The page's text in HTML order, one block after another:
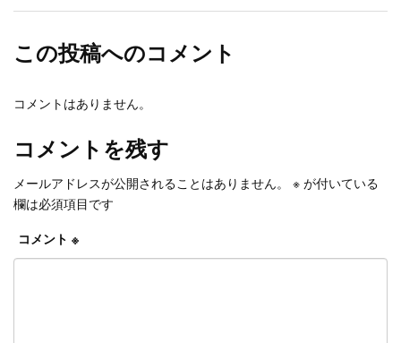
この投稿へのコメント
コメントはありません。
コメントを残す
メールアドレスが公開されることはありません。 ※ が付いている
欄は必須項目です
コメント ※